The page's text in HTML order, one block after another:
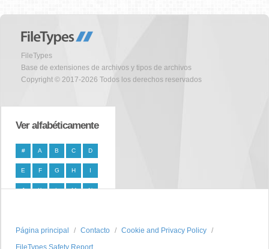
FileTypes
Base de extensiones de archivos y tipos de archivos
Copyright © 2017-2026 Todos los derechos reservados
Ver alfabéticamente
# A B C D
E F G H I
J K L M N
T U V W X
Página principal Contacto
Cookie and Privacy Policy
FileTypes Safety Report